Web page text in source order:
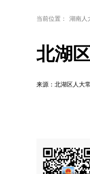
当前位置： 湖南人
北湖
来源：北湖区人大